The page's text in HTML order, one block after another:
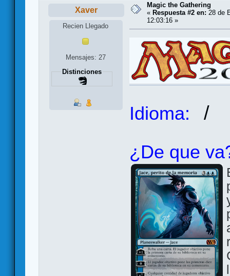
Xaver
Recien Llegado
Mensajes: 27
Distinciones
Magic the Gathering
« Respuesta #2 en: 28 de
12:03:16 »
Idioma: /
¿De que